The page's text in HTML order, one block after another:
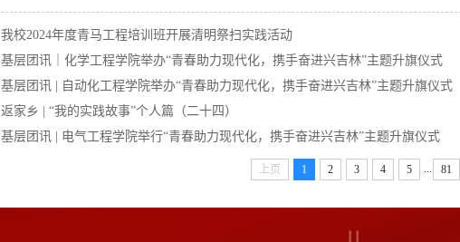
我校2024年度青马工程培训班开展清明祭扫实践活动
基层团讯｜化学工程学院举办“青春助力现代化，携手奋进兴吉林”主题升旗仪式
基层团讯 | 自动化工程学院举办“青春助力现代化，携手奋进兴吉林”主题升旗仪式
返家乡 | “我的实践故事”个人篇（二十四）
基层团讯 | 电气工程学院举行“青春助力现代化，携手奋进兴吉林”主题升旗仪式
上页 1 2 3 4 5 81